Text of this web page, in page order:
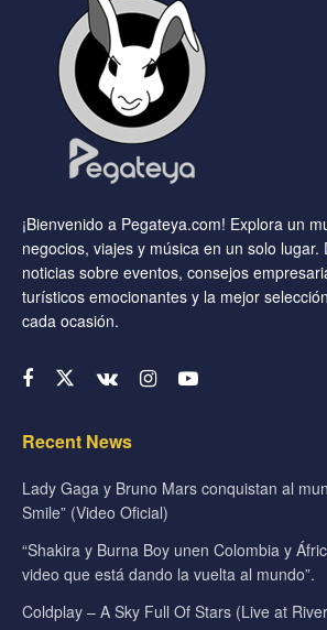
¡Bienvenido a Pegateya.com! Explora un
negocios, viajes y música en un solo lugar.
noticias sobre eventos, consejos
turísticos emocionantes y la mejor
cada ocasión.
Recent News
Lady Gaga y Bruno Mars conquistan al
Smile” (Video Oficial)
“Shakira y Burna Boy unen Colombia y
video que está dando la vuelta al mundo”.
Coldplay – A Sky Full Of Stars (Live at